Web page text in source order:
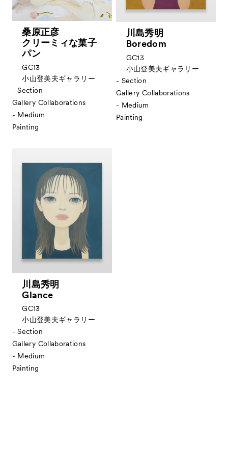
桑原正彦
クリーミィな菓子
パン
GC13
小山登美夫ギャラリー
- Section
Gallery Collaborations
- Medium
Painting
川島秀明
Boredom
GC13
小山登美夫ギャラリー
- Section
Gallery Collaborations
- Medium
Painting
川島秀明
Glance
GC13
小山登美夫ギャラリー
- Section
Gallery Collaborations
- Medium
Painting